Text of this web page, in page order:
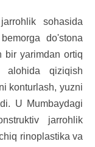
sohasida
do'stona
bir yarimdan ortiq
qiziqish
konturlash, yuzni
U Mumbaydagi
jarrohlik
rinoplastika va